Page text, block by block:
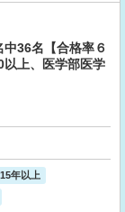
36名【合格率６
上、医学部医学
年以上